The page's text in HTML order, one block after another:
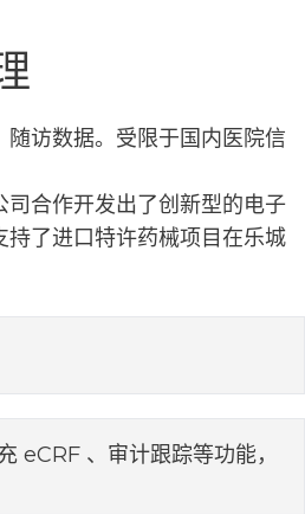
访数据。受限于国内医院信
合作开发出了创新型的电子
了进口特许药械项目在乐城
、审计跟踪等功能，